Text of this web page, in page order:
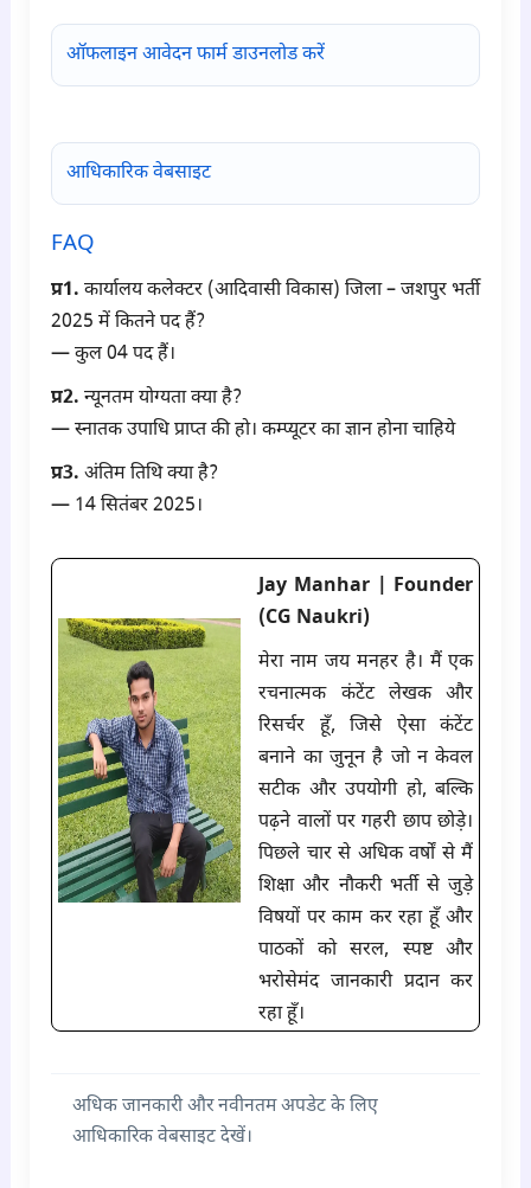
ऑफलाइन आवेदन फार्म डाउनलोड करें
आधिकारिक वेबसाइट
FAQ
प्र1. कार्यालय कलेक्टर (आदिवासी विकास) जिला – जशपुर भर्ती
2025 में कितने पद हैं?
— कुल 04 पद हैं।
प्र2. न्यूनतम योग्यता क्या है?
— स्नातक उपाधि प्राप्त की हो। कम्प्यूटर का ज्ञान होना चाहिये
प्र3. अंतिम तिथि क्या है?
— 14 सितंबर 2025।
Jay Manhar | Founder
(CG Naukri)
मेरा नाम जय मनहर है। मैं एक
रचनात्मक कंटेंट लेखक और
रिसर्चर हूँ, जिसे ऐसा कंटेंट
बनाने का जुनून है जो न केवल
सटीक और उपयोगी हो, बल्कि
पढ़ने वालों पर गहरी छाप छोड़े।
पिछले चार से अधिक वर्षों से मैं
शिक्षा और नौकरी भर्ती से जुड़े
विषयों पर काम कर रहा हूँ और
पाठकों को सरल, स्पष्ट और
भरोसेमंद जानकारी प्रदान कर
रहा हूँ।
अधिक जानकारी और नवीनतम अपडेट के लिए
आधिकारिक वेबसाइट देखें।